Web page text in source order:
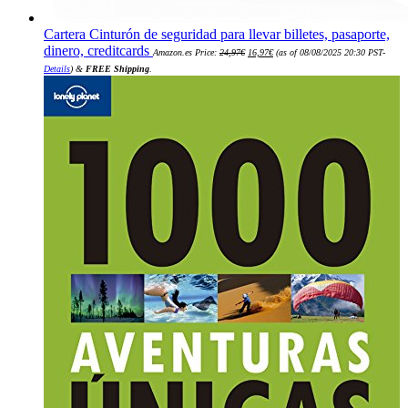
Cartera Cinturón de seguridad para llevar billetes, pasaporte,
dinero, creditcards Amazon.es Price: 24,97€ precio
era:
16,97€precio
es:
(as of 08/08/2025 20:30 PST-
Details) & FREE Shipping